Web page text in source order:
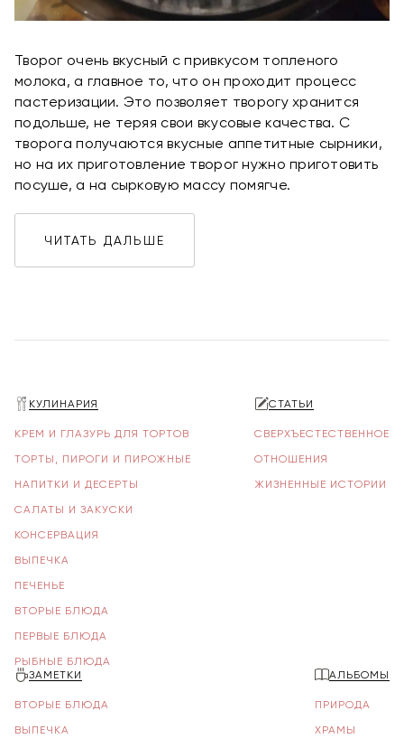
Творог очень вкусный с привкусом топленого
молока, а главное то, что он проходит процесс
пастеризации. Это позволяет творогу хранится
подольше, не теряя свои вкусовые качества. С
творога получаются вкусные аппетитные сырники,
но на их приготовление творог нужно приготовить
посуше, а на сырковую массу помягче.
ЧИТАТЬ ДАЛЬШЕ
КУЛИНАРИЯ
КРЕМ И ГЛАЗУРЬ ДЛЯ ТОРТОВ
ТОРТЫ, ПИРОГИ И ПИРОЖНЫЕ
НАПИТКИ И ДЕСЕРТЫ
САЛАТЫ И ЗАКУСКИ
КОНСЕРВАЦИЯ
ВЫПЕЧКА
ПЕЧЕНЬЕ
ВТОРЫЕ БЛЮДА
ПЕРВЫЕ БЛЮДА
РЫБНЫЕ БЛЮДА
СТАТЬИ
СВЕРХЪЕСТЕСТВЕННОЕ
ОТНОШЕНИЯ
ЖИЗНЕННЫЕ ИСТОРИИ
ЗАМЕТКИ
ВТОРЫЕ БЛЮДА
ВЫПЕЧКА
АЛЬБОМЫ
ПРИРОДА
ХРАМЫ